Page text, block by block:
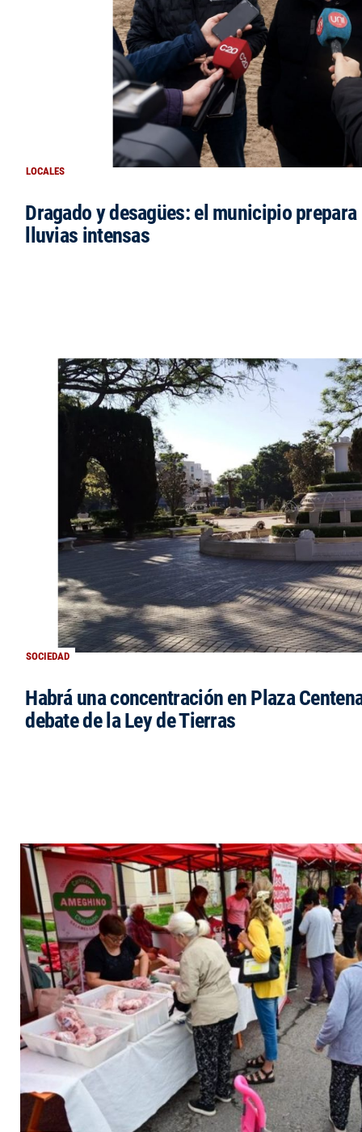
LOCALES
Dragado y desagües: el municipio
lluvias intensas
SOCIEDAD
Habrá una concentración en Plaza
debate de la Ley de Tierras